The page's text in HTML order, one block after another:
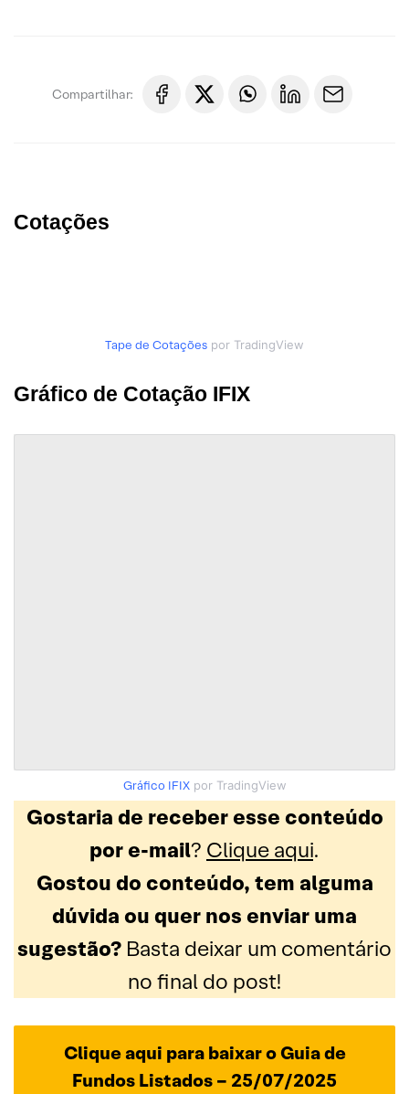
Compartilhar:
Cotações
Tape de Cotações por TradingView
Gráfico de Cotação IFIX
Gráfico IFIXpor TradingView
Gostaria de receber esse conteúdo
por e-mail? Clique aqui.
Gostou do conteúdo, tem alguma
dúvida ou quer nos enviar uma
sugestão? Basta deixar um comentário
no final do post!
Clique aqui para baixar o Guia de
Fundos Listados – 25/07/2025